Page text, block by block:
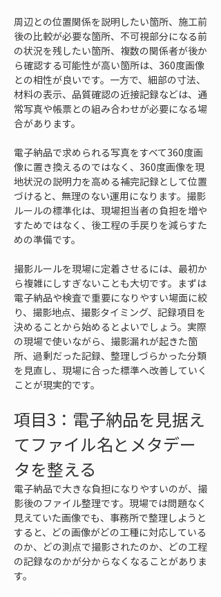
周辺との位置関係を説明したい箇所、施工前
後の比較が必要な箇所、不可視部分になる前
の状況を残したい箇所、複数の関係者が後か
ら確認する可能性が高い箇所は、360度画像
との相性が良いです。一方で、細部の寸法、
材料の表示、品質確認の近接記録などは、通
常写真や帳票との組み合わせが必要になる場
合があります。
電子納品で求められる写真をすべて360度画
像に置き換えるのではなく、360度画像を現
地状況の説明力を高める補完記録として位置
づけると、無理のない運用になります。撮影
ルールの標準化は、現場担当者の負担を増や
すためではなく、後工程の手戻りを減らすた
めの準備です。
撮影ルールを現場に定着させるには、最初か
ら複雑にしすぎないことも大切です。まずは
電子納品や検査で重要になりやすい場面に絞
り、撮影地点、撮影タイミング、記録項目を
決めることから始めるとよいでしょう。実際
の現場で使いながら、撮影漏れが起きた箇
所、過剰だった記録、整理しづらかった分類
を見直し、現場に合った標準へ改善していく
ことが現実的です。
項目3：電子納品を見据え
てファイル名とメタデー
タを整える
電子納品で大きな負担になりやすいのが、撮
影後のファイル整理です。現場では問題なく
見えていた画像でも、事務所で整理しようと
すると、どの画像がどの工種に対応している
のか、どの測点で撮影されたのか、どの工程
の記録なのかが分からなくなることがありま
す。